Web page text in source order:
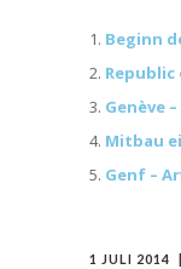
Beginn
Genève
Mitbau
Genf –
1 JULI 2014